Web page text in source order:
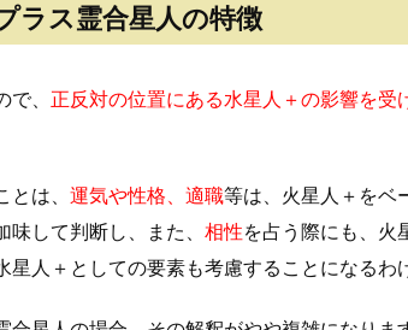
ラス霊合星人の特徴
、 正反対の位置にある水星人＋の影響を受
とは、 運気や性格、適職等は、火星人＋をベ
味して判断し、また、 相性を占う際にも、火
星人＋としての要素も考慮することになるわ